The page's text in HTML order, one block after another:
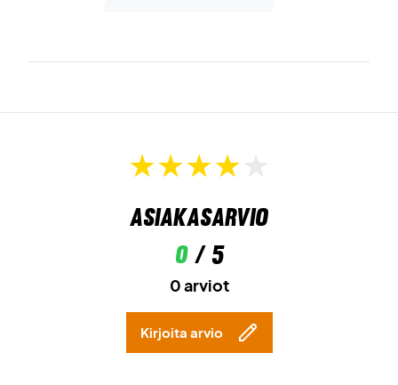
Asiakasarvio
0/ 5
0 arviot
Kirjoita arvio